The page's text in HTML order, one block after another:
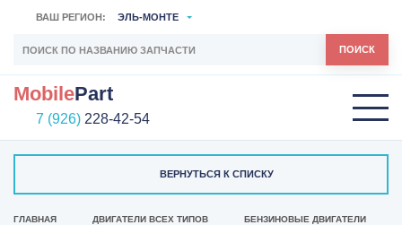
ВАШ РЕГИОН: ЭЛЬ-МОНТЕ
ПОИСК
MobilePart
7 (926) 228-42-54
ВЕРНУТЬСЯ К СПИСКУ
ГЛАВНАЯ ДВИГАТЕЛИ ВСЕХ ТИПОВ БЕНЗИНОВЫЕ ДВИГАТЕЛИ